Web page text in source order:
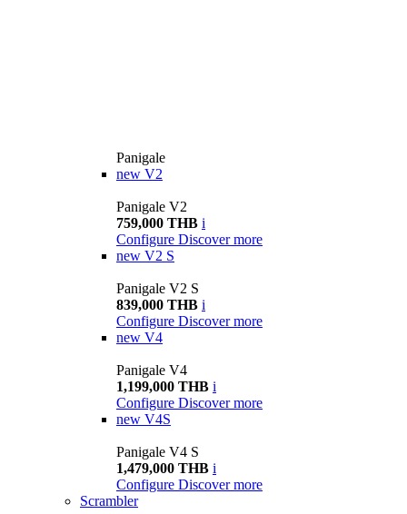
Panigale
new V2
Panigale V2
759,000 THB i
Configure Discover more
new V2 S
Panigale V2 S
839,000 THB i
Configure Discover more
new V4
Panigale V4
1,199,000 THB i
Configure Discover more
new V4S
Panigale V4 S
1,479,000 THB i
Configure Discover more
Scrambler